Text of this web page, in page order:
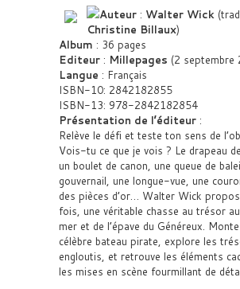
Auteur : Walter Wick
Christine Billaux)
Album : 36 pages
Editeur : Millepages (2 septembre
Langue : Français
ISBN-10: 2842182855
ISBN-13: 978-2842182854
Présentation de l’éditeur :
Relève le défi et teste ton sens de
Vois-tu ce que je vois ? Le drapeau
un boulet de canon, une queue de
gouvernail, une longue-vue, une
des pièces d’or… Walter Wick
fois, une véritable chasse au trésor
mer et de l’épave du Généreux.
célèbre bateau pirate, explore les
engloutis, et retrouve les éléments
les mises en scène fourmillant de